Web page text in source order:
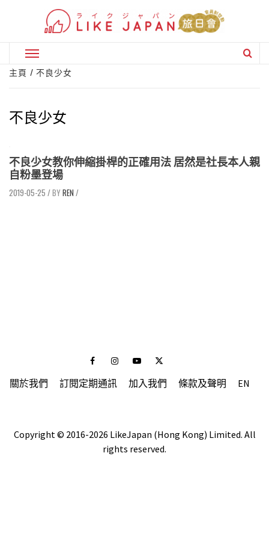
Primary
Menu
主頁 不良少女
不良少女
不良少女教你伸縮掛桿的正確用法 居然是社長本人親
自粉墨登場
2019-05-25 / REN /
FacebookInstagramYoutubeTwitter
關於我們 訂閱定期通訊 加入我們 條款及聲明 EN
Copyright © 2016-2026 LikeJapan (Hong Kong) Limited. All
rights reserved.